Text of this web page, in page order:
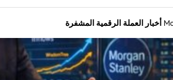
أخبار العملة الرقمية المشفرة